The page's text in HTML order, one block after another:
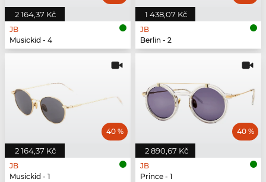
2 164,37 Kč
JB
Musickid - 4
1 438,07 Kč
JB
Berlin - 2
2 164,37 Kč
40 %
JB
Musickid - 1
2 890,67 Kč
40 %
JB
Prince - 1